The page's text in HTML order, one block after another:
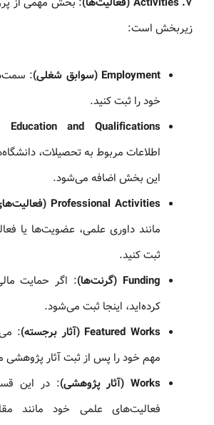
زیربخش است:
Employment (سوابق شغلی)
:
خود را ثبت کنید.
Education and Qualifications (سوابق تحصیلی)
اطلاعات مربوط به تحصیلات،
این بخش اضافه می‌شود.
Professional Activities (فعالیت‌های حرفه‌ای)
مانند داوری علمی، عضویت‌ها یا
ثبت کنید.
Funding (گرنت‌ها)
: اگر حمایت
کرده‌اید، اینجا ثبت می‌شود.
Featured Works (آثار برجسته)
:
مهم خود را پس از ثبت آثار
Works (آثار پژوهشی)
: در این
فعالیت‌های علمی خود مانند